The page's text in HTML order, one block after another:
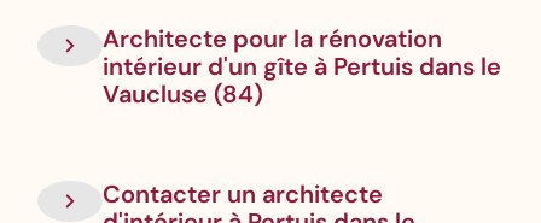
Architecte pour la rénovation
intérieur d'un gîte à Pertuis dans le
Vaucluse (84)
Contacter un architecte